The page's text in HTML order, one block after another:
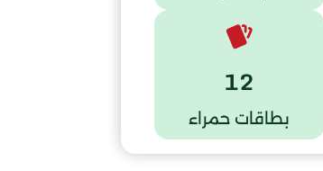
12
بطاقات حمراء